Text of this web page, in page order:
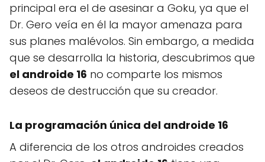
principal era el de asesinar a Goku, ya que el
Dr. Gero veía en él la mayor amenaza para
sus planes malévolos. Sin embargo, a medida
que se desarrolla la historia, descubrimos que
el androide 16 no comparte los mismos
deseos de destrucción que su creador.
La programación única del androide 16
A diferencia de los otros androides creados